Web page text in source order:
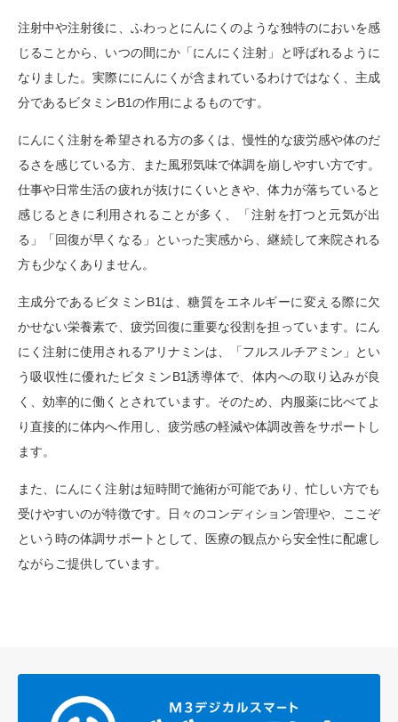
注射中や注射後に、ふわっとにんにくのような独特のにおいを感
じることから、いつの間にか「にんにく注射」と呼ばれるように
なりました。実際ににんにくが含まれているわけではなく、主成
分であるビタミンB1の作用によるものです。
にんにく注射を希望される方の多くは、慢性的な疲労感や体のだ
るさを感じている方、また風邪気味で体調を崩しやすい方です。
仕事や日常生活の疲れが抜けにくいときや、体力が落ちていると
感じるときに利用されることが多く、「注射を打つと元気が出
る」「回復が早くなる」といった実感から、継続して来院される
方も少なくありません。
主成分であるビタミンB1は、糖質をエネルギーに変える際に欠
かせない栄養素で、疲労回復に重要な役割を担っています。にん
にく注射に使用されるアリナミンは、「フルスルチアミン」とい
う吸収性に優れたビタミンB1誘導体で、体内への取り込みが良
く、効率的に働くとされています。そのため、内服薬に比べてよ
り直接的に体内へ作用し、疲労感の軽減や体調改善をサポートし
ます。
また、にんにく注射は短時間で施術が可能であり、忙しい方でも
受けやすいのが特徴です。日々のコンディション管理や、ここぞ
という時の体調サポートとして、医療の観点から安全性に配慮し
ながらご提供しています。